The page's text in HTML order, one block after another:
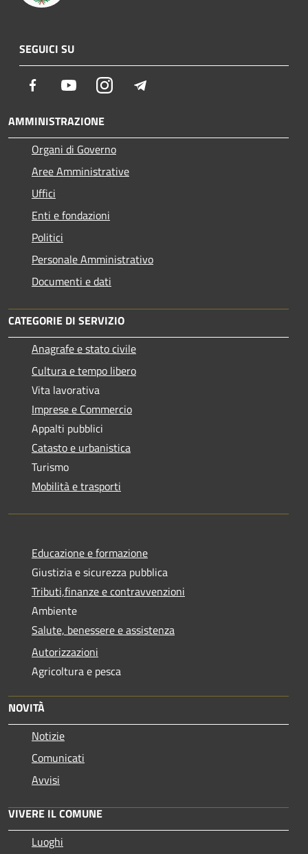
SEGUICI SU
Facebook YoutubeInstagram
AMMINISTRAZIONE
Organi di Governo
Aree Amministrative
Uffici
Enti e fondazioni
Politici
Personale Amministrativo
Documenti e dati
CATEGORIE DI SERVIZIO
Anagrafe e stato civile
Cultura e tempo libero
Vita lavorativa
Imprese e Commercio
Appalti pubblici
Catasto e urbanistica
Turismo
Mobilità e trasporti
Educazione e formazione
Giustizia e sicurezza pubblica
Tributi,finanze e contravvenzioni
Ambiente
Salute, benessere e assistenza
Autorizzazioni
Agricoltura e pesca
NOVITÀ
Notizie
Comunicati
Avvisi
VIVERE IL COMUNE
Luoghi